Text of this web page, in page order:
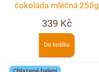
čokoláda mléčná 250g
339 Kč
Do košíku